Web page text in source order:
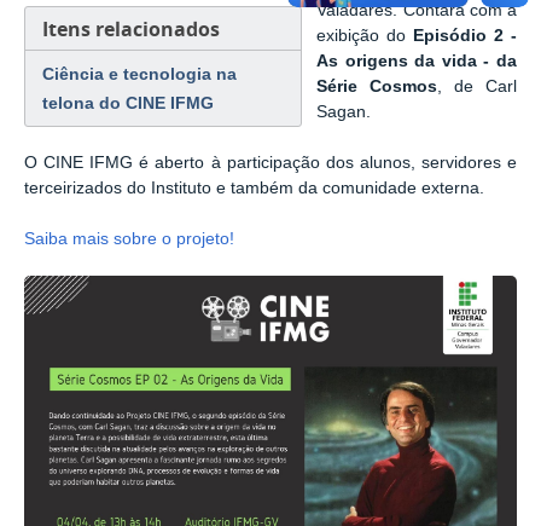
Itens relacionados
Ciência e tecnologia na
telona do CINE IFMG
Valadares. Contará com a
exibição do Episódio 2 -
As origens da vida - da
Série Cosmos, de Carl
Sagan.
O CINE IFMG é aberto à participação dos alunos, servidores e
terceirizados do Instituto e também da comunidade externa.
Saiba mais sobre o projeto!